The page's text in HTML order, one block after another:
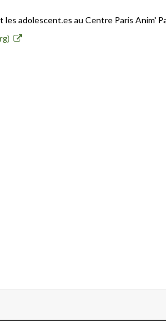
adolescent.es au Centre Paris Anim'